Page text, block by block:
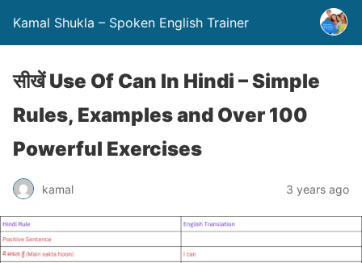
Kamal Shukla – Spoken English Trainer
सीखें Use Of Can In Hindi – Simple
Rules, Examples and Over 100
Powerful Exercises
kamal 3 years ago